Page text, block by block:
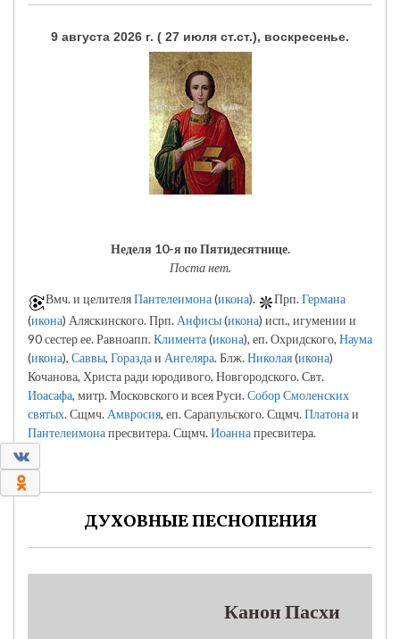
9 августа 2026 г. ( 27 июля ст.ст.), воскресенье.
Неделя 10-я по Пятидесятнице.
Поста нет.
Вмч. и целителяПантелеимона(икона). Прп.Германа
(икона) Аляскинского. Прп. Анфисы(икона) исп., игумении и
90 сестер ее. Равноапп.Климента(икона), еп. Охридского, Наума
(икона), Саввы, Гораздаи Ангеляра. Блж.Николая(икона)
Кочанова, Христа ради юродивого, Новгородского. Свт.
Иоасафа, митр. Московского и всея Руси.Собор Смоленских
святых. Сщмч. Амвросия, еп. Сарапульского. Сщмч.Платонаи
Пантелеимонапресвитера. Сщмч.Иоаннапресвитера.
ДУХОВНЫЕ ПЕСНОПЕНИЯ
Канон Пасхи